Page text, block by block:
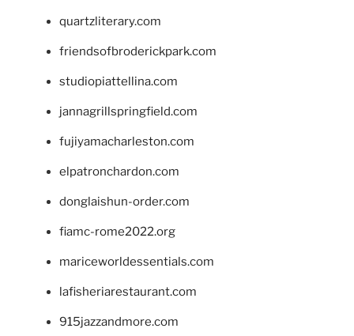
quartzliterary.com
friendsofbroderickpark.com
studiopiattellina.com
jannagrillspringfield.com
fujiyamacharleston.com
elpatronchardon.com
donglaishun-order.com
fiamc-rome2022.org
mariceworldessentials.com
lafisheriarestaurant.com
915jazzandmore.com